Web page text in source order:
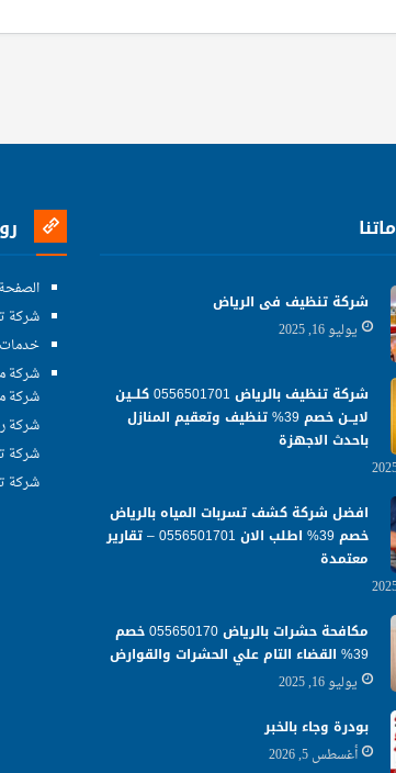
شركة تنظيف فى الرياض
يوليو 16, 2025
شركة تنظيف بالرياض 0556501701 كلــين
لايــن خصم 39% تنظيف وتعقيم المنازل
باحدث الاجهزة
افضل شركة كشف تسربات المياه بالرياض
خصم 39% اطلب الان 0556501701‬‏ – تقارير
معتمدة
مكافحة حشرات بالرياض 055650170 خصم
39% القضاء التام علي الحشرات والقوارض
يوليو 16, 2025
بودرة وجاء بالخبر
أغسطس 5, 2026
شركة
شركة
شركة
شركة
شركة
شركة